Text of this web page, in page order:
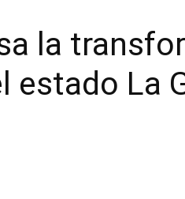
la
estado La